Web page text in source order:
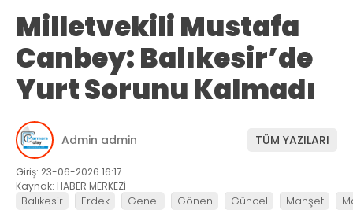
Milletvekili Mustafa
Canbey: Balıkesir’de
Yurt Sorunu Kalmadı
Admin admin TÜM YAZILARI
Giriş: 23-06-2026 16:17
Kaynak: HABER MERKEZİ
Balıkesir Erdek Genel Gönen Güncel Manşet